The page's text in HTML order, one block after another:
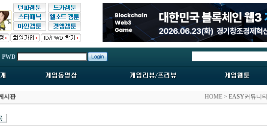
PWD
시판 HOME > EASY커뮤니티